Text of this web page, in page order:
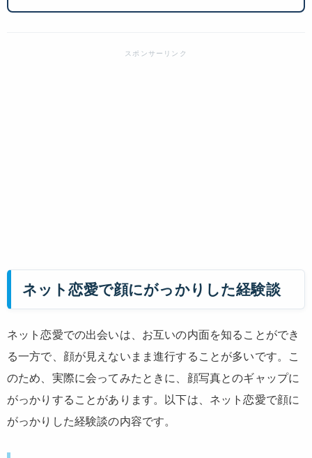
ネット恋愛で顔にがっかりした経験談
ネット恋愛での出会いは、お互いの内面を知ることができ
る一方で、顔が見えないまま進行することが多いです。こ
のため、実際に会ってみたときに、顔写真とのギャップに
がっかりすることがあります。以下は、ネット恋愛で顔に
がっかりした経験談の内容です。